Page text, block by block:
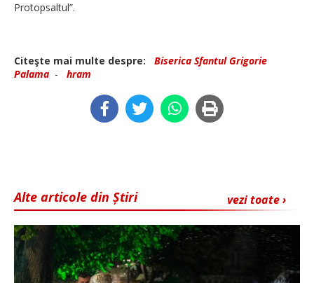
Protopsaltul”.
Citeşte mai multe despre:
Biserica Sfantul Grigorie
Palama - hram
vezi toate ›
Alte articole din Știri